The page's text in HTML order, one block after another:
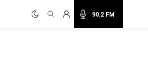
90,2 FM